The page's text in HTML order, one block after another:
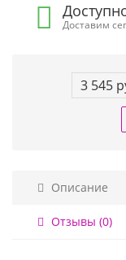
Доставим
3 545
Описание
Отзывы (0)